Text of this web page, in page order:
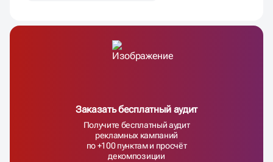
Заказать бесплатный аудит
Получите бесплатный аудит
рекламных кампаний
по +100 пунктам и просчёт
декомпозиции